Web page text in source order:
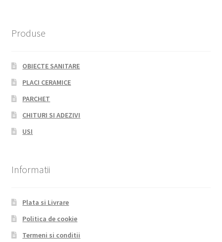
Produse
OBIECTE SANITARE
PLACI CERAMICE
PARCHET
CHITURI SI ADEZIVI
USI
Informatii
Plata si Livrare
Politica de cookie
Termeni si conditii